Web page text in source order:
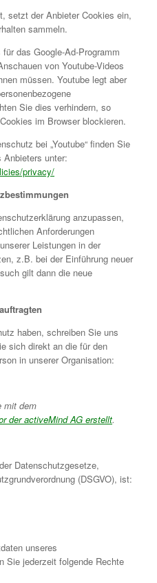
setzt der Anbieter Cookies ein,
sammeln.
das Google-Ad-Programm
von Youtube-Videos
müssen. Youtube legt aber
Sie dies verhindern, so
im Browser blockieren.
bei „Youtube“ finden Sie
Anbieters unter:
privacy/
anzupassen,
Anforderungen
Leistungen in der
z.B. bei der Einführung neuer
gilt dann die neue
haben, schreiben Sie uns
sich direkt an die für den
in unserer Organisation:
mit dem
der activeMind AG erstellt.
Datenschutzgesetze,
(DSGVO), ist:
unseres
Sie jederzeit folgende Rechte